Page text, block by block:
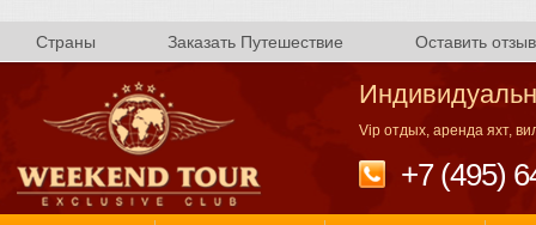
Страны Заказать Путешествие Оставить отзыв
Vip отдых, аренда яхт,
+7 (495)